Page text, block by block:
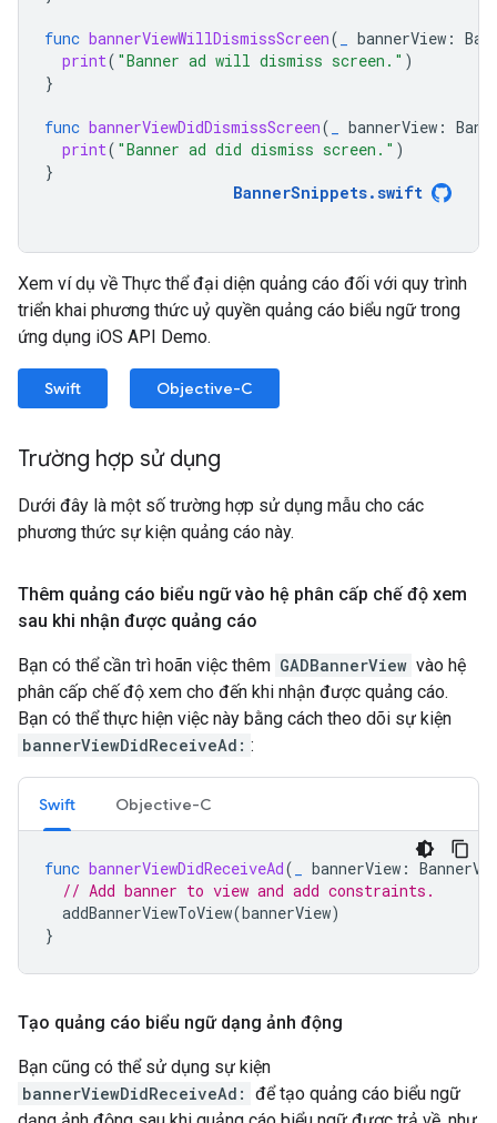
func bannerViewWillDismissScreen( bannerView :
print( "Banner ad will dismiss screen." )
}
func bannerViewDidDismissScreen( bannerView :
print( "Banner ad did dismiss screen." )
}
BannerSnippets.swift
Xem ví dụ về Thực thể đại diện quảng cáo đối với quy trình
triển khai phương thức uỷ quyền quảng cáo biểu ngữ trong
ứng dụng iOS API Demo.
Swift Objective-C
Trường hợp sử dụng
Dưới đây là một số trường hợp sử dụng mẫu cho các
phương thức sự kiện quảng cáo này.
Thêm quảng cáo biểu ngữ vào hệ phân cấp chế độ xem
sau khi nhận được quảng cáo
Bạn có thể cần trì hoãn việc thêm GADBannerView vào hệ
phân cấp chế độ xem cho đến khi nhận được quảng cáo.
Bạn có thể thực hiện việc này bằng cách theo dõi sự kiện
bannerViewDidReceiveAd: :
Swift Objective-C
func bannerViewDidReceiveAd( bannerView :
// Add banner to view and add constraints.
addBannerViewToView(bannerView)
}
Tạo quảng cáo biểu ngữ dạng ảnh động
Bạn cũng có thể sử dụng sự kiện
bannerViewDidReceiveAd: để tạo quảng cáo biểu ngữ